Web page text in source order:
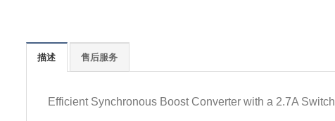
描述 售后服务
Efficient Synchronous Boost Converter with a 2.7A Switch